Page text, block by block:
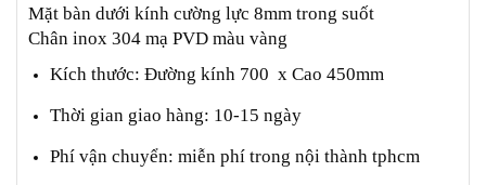
Mặt bàn dưới kính cường lực 8mm trong suốt
Chân inox 304 mạ PVD màu vàng
Kích thước: Đường kính 700 x Cao 450mm
Thời gian giao hàng: 10-15 ngày
Phí vận chuyển: miễn phí trong nội thành tphcm